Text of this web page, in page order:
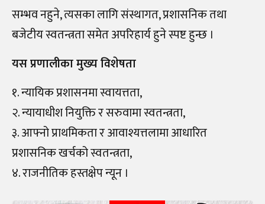
सम्भव नहुने, त्यसका लागि संस्थागत, प्रशासनिक तथा
बजेटीय स्वतन्त्रता समेत अपरिहार्य हुने स्पष्ट हुन्छ ।
यस प्रणालीका मुख्य विशेषता
१. न्यायिक प्रशासनमा स्वायत्तता,
२. न्यायाधीश नियुक्ति र सरुवामा स्वतन्त्रता,
३. आफ्नो प्राथमिकता र आवाश्यत्तलामा आधारित
प्रशासनिक खर्चको स्वतन्त्रता,
४. राजनीतिक हस्तक्षेप न्यून ।